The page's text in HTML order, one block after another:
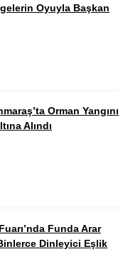
Oyuyla Başkan
Orman Yangını
Alındı
Funda Arar
Dinleyici Eşlik